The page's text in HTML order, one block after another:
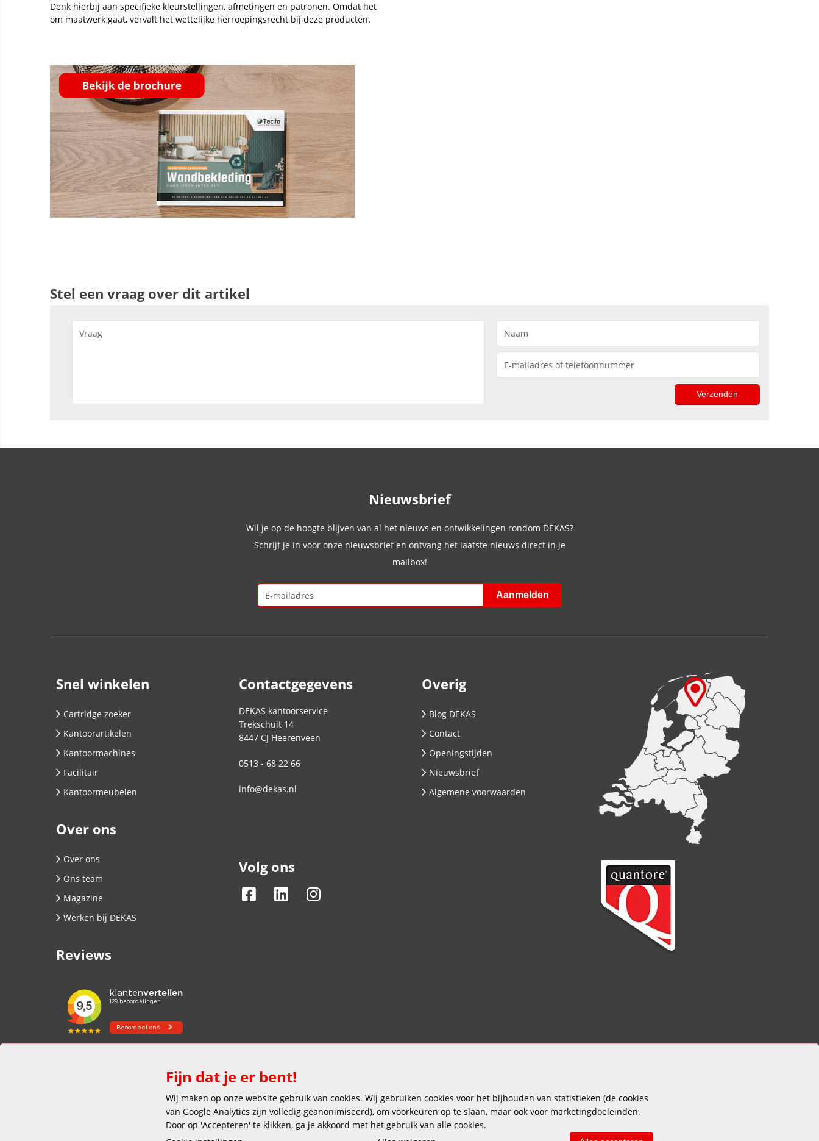
Denk hierbij aan specifieke kleurstellingen, afmetingen en patronen. Omdat het
om maatwerk gaat, vervalt het wettelijke herroepingsrecht bij deze producten.
Stel een vraag over dit artikel
Nieuwsbrief
Wil je op de hoogte blijven van al het nieuws en ontwikkelingen rondom DEKAS?
Schrijf je in voor onze nieuwsbrief en ontvang het laatste nieuws direct in je
mailbox!
Snel winkelen
Cartridge zoeker
Kantoorartikelen
Kantoormachines
Facilitair
Kantoormeubelen
Over ons
Over ons
Ons team
Magazine
Werken bij DEKAS
Reviews
Contactgegevens
DEKAS kantoorservice
Trekschuit 14
8447 CJ Heerenveen
0513 - 68 22 66
info@dekas.nl
Volg ons
Overig
Blog DEKAS
Contact
Openingstijden
Nieuwsbrief
Algemene voorwaarden
Fijn dat je er bent!
Wij maken op onze website gebruik van cookies. Wij gebruiken cookies voor het bijhouden van statistieken (de cookies
van Google Analytics zijn volledig geanonimiseerd), om voorkeuren op te slaan, maar ook voor marketingdoeleinden.
Door op 'Accepteren' te klikken, ga je akkoord met het gebruik van alle cookies.